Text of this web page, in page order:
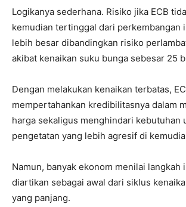
Logikanya sederhana. Risiko jika ECB
kemudian tertinggal dari perkembangan
lebih besar dibandingkan risiko
akibat kenaikan suku bunga sebesar 25
Dengan melakukan kenaikan terbatas,
mempertahankan kredibilitasnya dalam
harga sekaligus menghindari kebutuhan
pengetatan yang lebih agresif di
Namun, banyak ekonom menilai langkah
diartikan sebagai awal dari siklus
yang panjang.